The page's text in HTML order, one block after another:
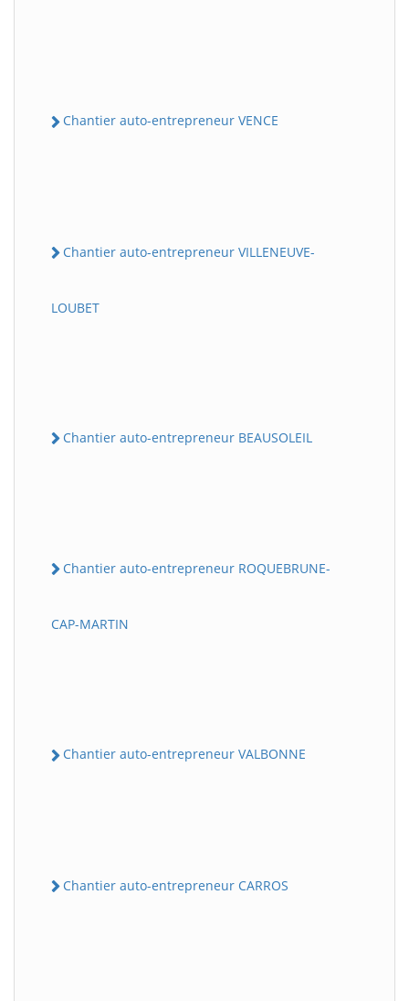
Chantier auto-entrepreneur VENCE
Chantier auto-entrepreneur VILLENEUVE-
LOUBET
Chantier auto-entrepreneur BEAUSOLEIL
Chantier auto-entrepreneur ROQUEBRUNE-
CAP-MARTIN
Chantier auto-entrepreneur VALBONNE
Chantier auto-entrepreneur CARROS